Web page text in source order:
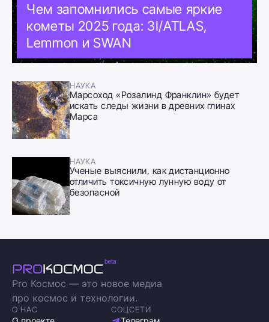
Чем запомнились самые яркие
кометы 2025 года: 3I/ATLAS,
Lemmon и SWAN
НАУКА
Марсоход «Розалинд Франклин» будет
искать следы жизни в древних глинах
Марса
НАУКА
Ученые выяснили, как дистанционно
отличить токсичную лунную воду от
безопасной
Pro Космос — это новое медиа
про космос и технологии.
О НАС СОЦСЕТИ